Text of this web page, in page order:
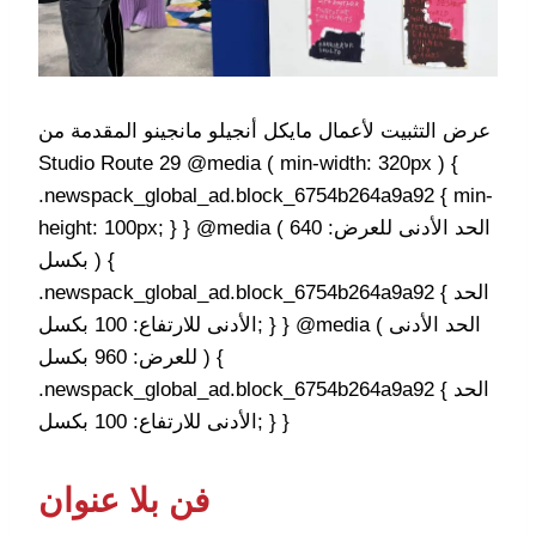
عرض التثبيت لأعمال مايكل أنجيلو مانجينو المقدمة من
Studio Route 29 @media ( min-width: 320px ) {
.newspack_global_ad.block_6754b264a9a92 { min-
height: 100px; } } @media ( الحد الأدنى للعرض: 640
بكسل ) {
.newspack_global_ad.block_6754b264a9a92 { الحد
الأدنى للارتفاع: 100 بكسل; } } @media ( الحد الأدنى
للعرض: 960 بكسل ) {
.newspack_global_ad.block_6754b264a9a92 { الحد
الأدنى للارتفاع: 100 بكسل; } }
فن بلا عنوان